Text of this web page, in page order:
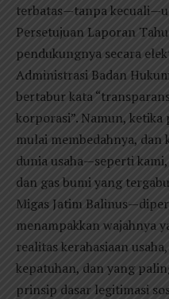
terbatas—tanpa
Persetujuan Laporan
pendukungnya secara
Administrasi Badan
bertabur kata
korporasi”. Namun,
mulai membedahnya, dan
dunia usaha—seperti
dan gas bumi yang
Migas Jatim
menampakkan wajahnya
realitas kerahasiaan
kepatuhan, dan yang
prinsip dasar legitimasi